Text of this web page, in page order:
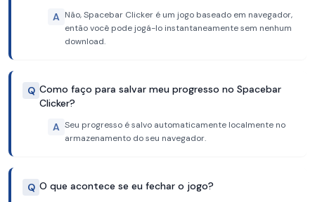
A Não, Spacebar Clicker é um jogo baseado em navegador,
então você pode jogá-lo instantaneamente sem nenhum
download.
Q Como faço para salvar meu progresso no Spacebar
Clicker?
A Seu progresso é salvo automaticamente localmente no
armazenamento do seu navegador.
Q O que acontece se eu fechar o jogo?